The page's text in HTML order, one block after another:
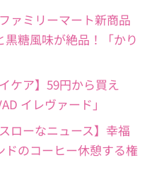
ァミリーマート新商品
糖風味が絶品！「かり
ケア】59円から買え
イレヴァード」
ローなニュース】幸福
ドのコーヒー休憩する権